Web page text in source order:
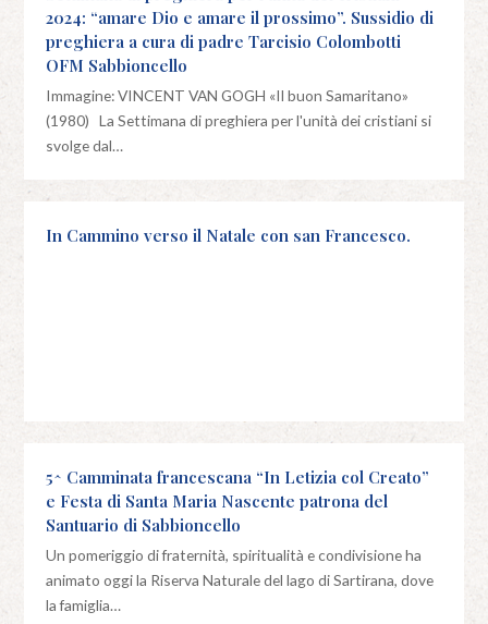
2024: “amare Dio e amare il prossimo”. Sussidio di
preghiera a cura di padre Tarcisio Colombotti
OFM Sabbioncello
Immagine: VINCENT VAN GOGH «Il buon Samaritano»
(1980) La Settimana di preghiera per l'unità dei cristiani si
svolge dal…
In Cammino verso il Natale con san Francesco.
5^ Camminata francescana “In Letizia col Creato”
e Festa di Santa Maria Nascente patrona del
Santuario di Sabbioncello
Un pomeriggio di fraternità, spiritualità e condivisione ha
animato oggi la Riserva Naturale del lago di Sartirana, dove
la famiglia…